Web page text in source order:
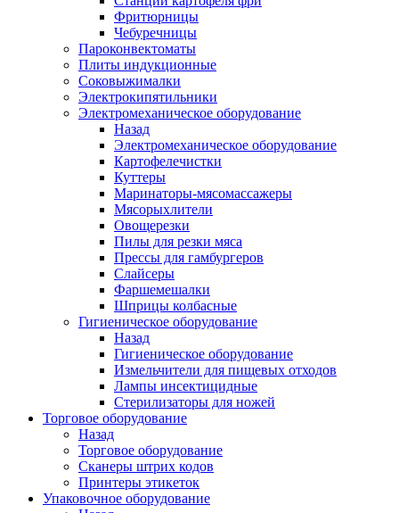
Фритюрницы
Чебуречницы
Пароконвектоматы
Плиты индукционные
Соковыжималки
Электрокипятильники
Электромеханическое оборудование
Назад
Электромеханическое оборудование
Картофелечистки
Куттеры
Маринаторы-мясомассажеры
Мясорыхлители
Овощерезки
Пилы для резки мяса
Прессы для гамбургеров
Слайсеры
Фаршемешалки
Шприцы колбасные
Гигиеническое оборудование
Назад
Гигиеническое оборудование
Измельчители для пищевых отходов
Лампы инсектицидные
Стерилизаторы для ножей
Торговое оборудование
Назад
Торговое оборудование
Сканеры штрих кодов
Принтеры этикеток
Упаковочное оборудование